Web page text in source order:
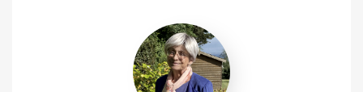
Anne
Nédélec